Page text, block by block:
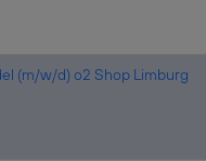
(m/w/d) o2 Shop Limburg